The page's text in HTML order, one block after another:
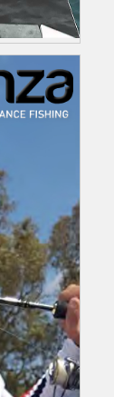
da Bir Çok
ve